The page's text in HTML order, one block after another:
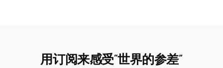
用订阅来感受“世界的参差”